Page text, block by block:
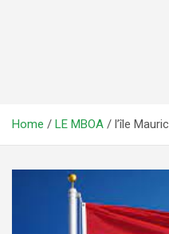
Home LE MBOA l’île